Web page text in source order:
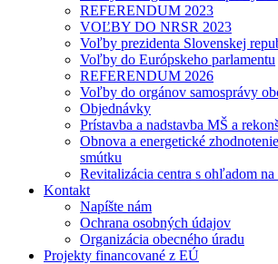
REFERENDUM 2023
VOĽBY DO NRSR 2023
Voľby prezidenta Slovenskej
Voľby do Európskeho parlamentu
REFERENDUM 2026
Voľby do orgánov samosprávy
Objednávky
Prístavba a nadstavba MŠ a
Obnova a energetické
smútku
Revitalizácia centra s ohľadom
Kontakt
Napíšte nám
Ochrana osobných údajov
Organizácia obecného úradu
Projekty financované z EÚ